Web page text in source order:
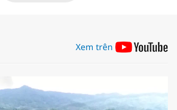
Xem trên